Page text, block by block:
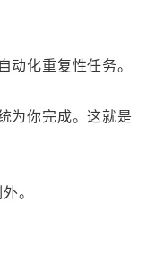
动化重复性任务。
为你完成。这就是
。